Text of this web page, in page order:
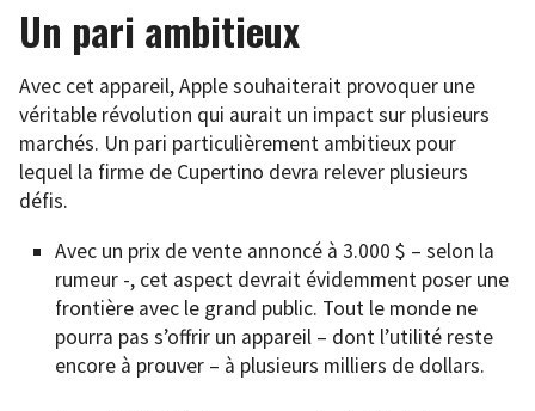
Un pari ambitieux
Avec cet appareil, Apple souhaiterait provoquer une
véritable révolution qui aurait un impact sur plusieurs
marchés. Un pari particulièrement ambitieux pour
lequel la firme de Cupertino devra relever plusieurs
défis.
Avec un prix de vente annoncé à 3.000 $ – selon la
rumeur -, cet aspect devrait évidemment poser une
frontière avec le grand public. Tout le monde ne
pourra pas s’offrir un appareil – dont l’utilité reste
encore à prouver – à plusieurs milliers de dollars.